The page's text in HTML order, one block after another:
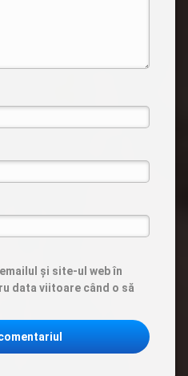
și site-ul web în
data viitoare când o să